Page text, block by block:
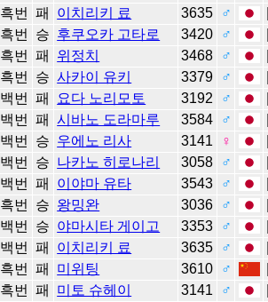
흑번 패 이치리키 료 3635 ♂
흑번 승 후쿠오카 고타로 3420 ♂
흑번 패 위정치 3468 ♂
흑번 승 사카이 유키 3379 ♂
백번 패 요다 노리모토 3192 ♂
백번 패 시바노 도라마루 3584 ♂
백번 승 우에노 리사 3141 ♀
백번 승 나카노 히로나리 3058 ♂
백번 패 이야마 유타 3543 ♂
흑번 승 왕밍완 3036 ♂
백번 승 야마시타 게이고 3353 ♂
백번 패 이치리키 료 3635 ♂
흑번 패 미위팅 3610 ♂
흑번 패 미토 슈헤이 3141 ♂